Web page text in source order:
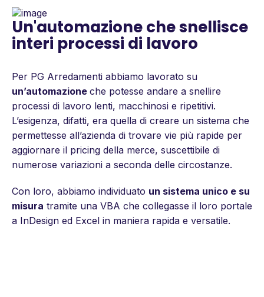
Un'automazione che snellisce
interi processi di lavoro
Per PG Arredamenti abbiamo lavorato su
un’automazione che potesse andare a snellire
processi di lavoro lenti, macchinosi e ripetitivi.
L’esigenza, difatti, era quella di creare un sistema che
permettesse all’azienda di trovare vie più rapide per
aggiornare il pricing della merce, suscettibile di
numerose variazioni a seconda delle circostanze.
Con loro, abbiamo individuato un sistema unico e su
misura tramite una VBA che collegasse il loro portale
a InDesign ed Excel in maniera rapida e versatile.